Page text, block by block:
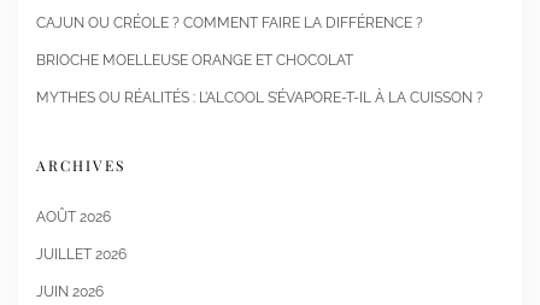
CAJUN OU CRÉOLE ? COMMENT FAIRE LA DIFFÉRENCE ?
BRIOCHE MOELLEUSE ORANGE ET CHOCOLAT
MYTHES OU RÉALITÉS : L’ALCOOL S’ÉVAPORE-T-IL À LA CUISSON ?
ARCHIVES
AOÛT 2026
JUILLET 2026
JUIN 2026